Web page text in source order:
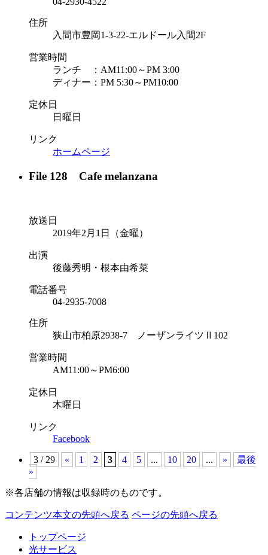
住所
入間市豊岡1-3-22-エルドール入間2F
営業時間
ランチ ：AM11:00～PM 3:00
ディナー：PM 5:30～PM10:00
定休日
日曜日
リンク
ホームページ
File 128 Cafe melanzana
放送日
2019年2月1日（金曜）
出演
後藤秀明・根本由希菜
電話番号
04-2935-7008
住所
狭山市柏原2938-7 ノーザンライツⅡ102
営業時間
AM11:00～PM6:00
定休日
木曜日
リンク
Facebook
3 / 29 « 1 2 3 4 5 ... 10 20 ... »
最後
»
※各店舗の情報は収録時のものです。
コンテンツ本文の先頭へ戻る ページの先頭へ戻る
トップページ
光サービス